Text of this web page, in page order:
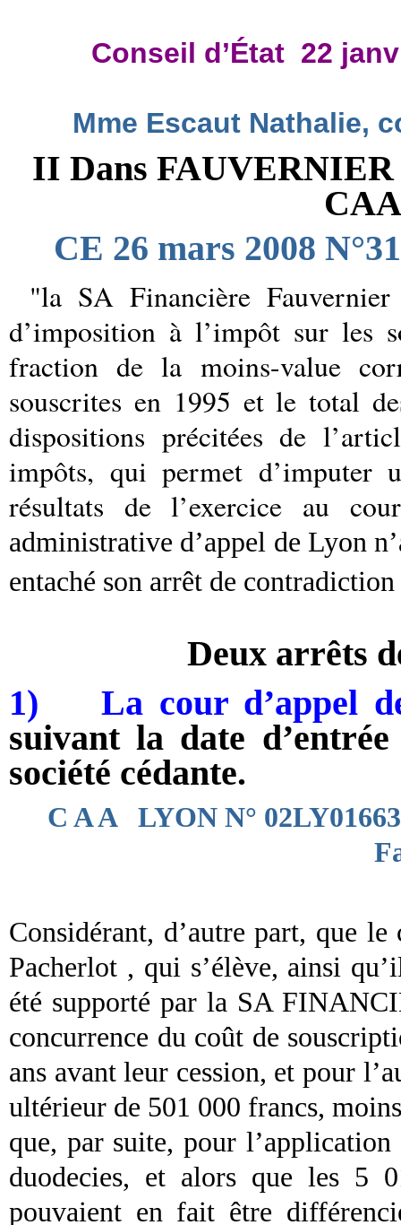
Conseil d’État 22
Mme Escaut Nathalie,
II Dans FAUVERNIER
CE 26 mars 2008
"la SA Financière
d’imposition à l’impôt sur les
fraction de la moins-value
souscrites en 1995 et le total
dispositions précitées de
impôts, qui permet d’imputer
résultats de l’exercice au
administrative d’appel de Lyon
entaché son arrêt de
Deux arrêts
1) La cour d’appel
suivant la date
société cédante.
C A A LYON N° 02LY01663
Considérant, d’autre part, que
Pacherlot , qui s’élève, ainsi
été supporté par la SA
concurrence du coût de
ans avant leur cession, et pour
ultérieur de 501 000 francs,
que, par suite, pour
duodecies, et alors que les 5
pouvaient en fait être